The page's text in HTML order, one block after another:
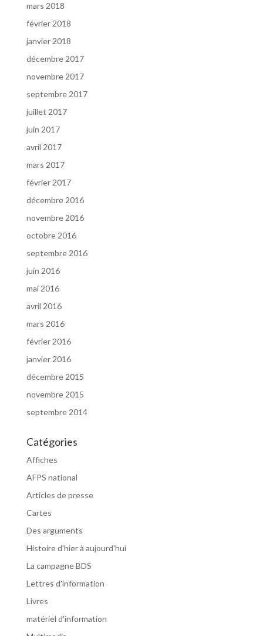
mars 2018
février 2018
janvier 2018
décembre 2017
novembre 2017
septembre 2017
juillet 2017
juin 2017
avril 2017
mars 2017
février 2017
décembre 2016
novembre 2016
octobre 2016
septembre 2016
juin 2016
mai 2016
avril 2016
mars 2016
février 2016
janvier 2016
décembre 2015
novembre 2015
septembre 2014
Catégories
Affiches
AFPS national
Articles de presse
Cartes
Des arguments
Histoire d'hier à aujourd'hui
La campagne BDS
Lettres d'information
Livres
matériel d'information